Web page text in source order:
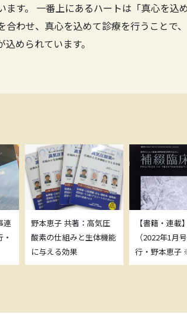
ます。 一番上にあるハートは「真心を
合わせ、真心を込めて診療を行うことで
められています。
連
野本恵子 共著：高気圧
酸素の仕組みと生体機能
に与える効果
【書籍・連載
（2022年1月
行・野本恵子